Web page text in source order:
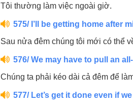
Tôi thường làm việc ngoài giờ.
575/ I’ll be getting home after
Sau nửa đêm chúng tôi mới có thể
576/ We may have to pull an
Chúng ta phải kéo dài cả đêm để
577/ Let’s get it done even if